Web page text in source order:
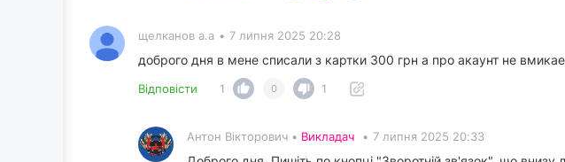
щелканов а.а • 7 липня 2025 20:28
доброго дня в мене списали з картки 300 грн а про акаунт не
Відповісти 1 0 1
Антон Вікторович • Викладач • 7 липня 2025 20:33